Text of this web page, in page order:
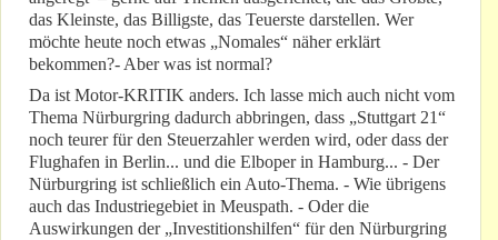
das Kleinste, das Billigste, das Teuerste darstellen. Wer
möchte heute noch etwas „Nomales“ näher erklärt
bekommen?- Aber was ist normal?
Da ist Motor-KRITIK anders. Ich lasse mich auch nicht vom
Thema Nürburgring dadurch abbringen, dass „Stuttgart 21“
noch teurer für den Steuerzahler werden wird, oder dass der
Flughafen in Berlin... und die Elboper in Hamburg... - Der
Nürburgring ist schließlich ein Auto-Thema. - Wie übrigens
auch das Industriegebiet in Meuspath. - Oder die
Auswirkungen der „Investitionshilfen“ für den Nürburgring